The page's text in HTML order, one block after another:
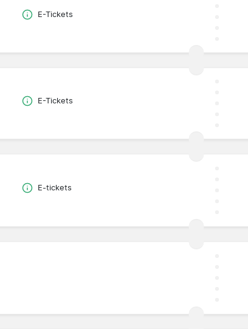
E-Tickets
E-Tickets
E-tickets